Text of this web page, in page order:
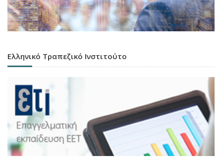
Ελληνικό Τραπεζικό Ινστιτούτο